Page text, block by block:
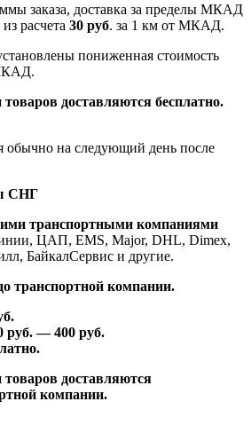
заказа, доставка за пределы МКАД
расчета 30 руб. за 1 км от МКАД.
пониженная стоимость
доставляются бесплатно.
обычно на следующий день после
СНГ
транспортными компаниями
ЦАП, EMS, Major, DHL, Dimex,
БайкалСервис и другие.
транспортной компании.
руб. —400 руб.
доставляются
компании.